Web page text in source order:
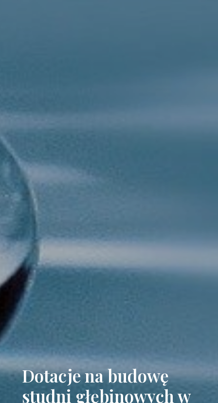
Dotacje na budowę
studni głębinowych w